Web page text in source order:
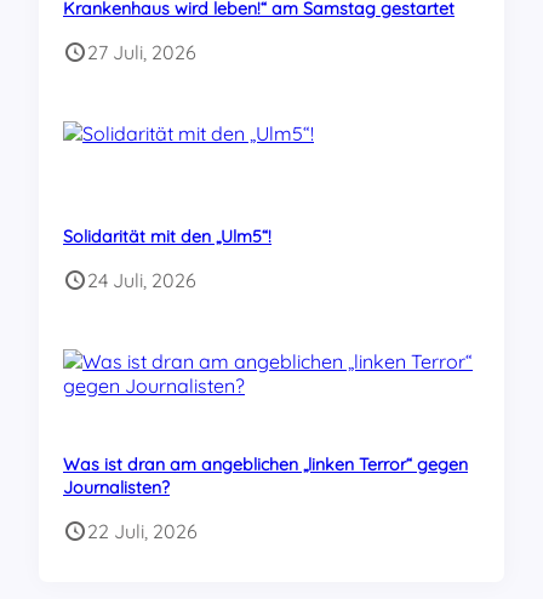
Krankenhaus wird leben!“ am Samstag gestartet
27 Juli, 2026
Solidarität mit den „Ulm5“!
24 Juli, 2026
Was ist dran am angeblichen „linken Terror“ gegen
Journalisten?
22 Juli, 2026